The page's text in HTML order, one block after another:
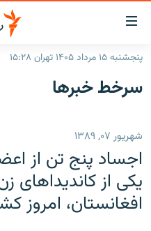
لینک‌های
قابلیت
دسترسی
بازگشت
اصلی
رفتن
صفحه
جستجو
ایران
انتخاب کنید و بشنوید
برنامه‌های رادیویی
پادکست
چندرسانه‌ای
پنجشنبه ۱۵ مرداد ۱۴۰۵ تهران ۱۵:۲۸
سرخط‌ خبرها
شهریور ۰۷, ۱۳۸۹
اجساد پنج تن از
یکی از
افغانستان، امروز